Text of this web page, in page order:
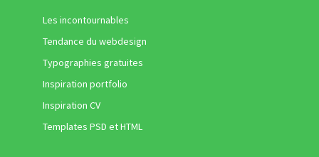
Les incontournables
Tendance du webdesign
Typographies gratuites
Inspiration portfolio
Inspiration CV
Templates PSD et HTML